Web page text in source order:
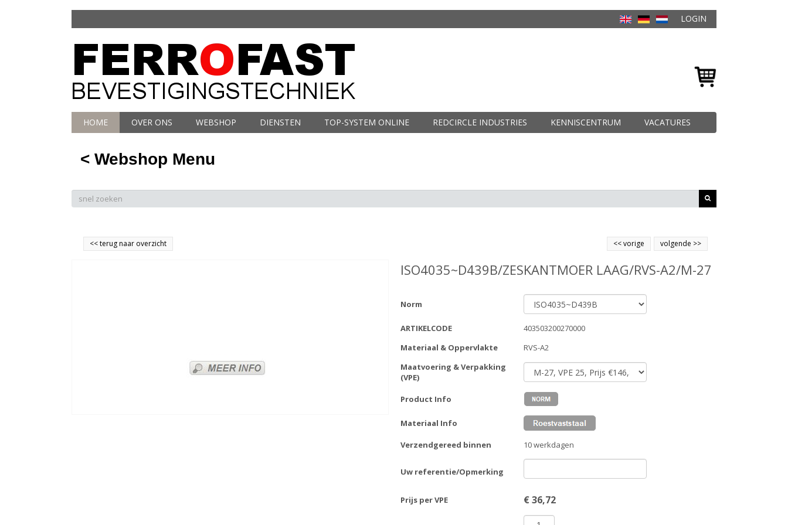
LOGIN
HOME OVER ONS WEBSHOP DIENSTEN TOP-SYSTEM ONLINE REDCIRCLE INDUSTRIES KENNISCENTRUM VACATURES
< Webshop Menu
<<terug naar overzicht volgende >>
<<vorige
ISO4035~D439B/ZESKANTMOER LAAG/RVS-A2/M-27
Norm
ARTIKELCODE
403503200270000
Materiaal & Oppervlakte
RVS-A2
Maatvoering & Verpakking
(VPE)
Product Info
Materiaal Info
Verzendgereed binnen 10 werkdagen
Uw referentie/Opmerking
Prijs per VPE €36,72